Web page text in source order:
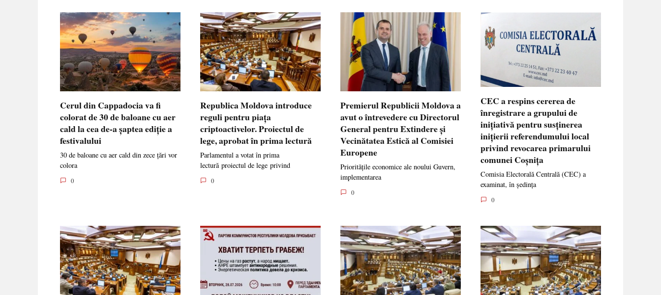
Cerul din Cappadocia va fi
colorat de 30 de baloane cu aer
cald la cea de-a șaptea ediție a
festivalului
30 de baloane cu aer cald din zece țări vor
colora
0
Republica Moldova introduce
reguli pentru piața
criptoactivelor. Proiectul de
lege, aprobat în prima lectură
Parlamentul a votat în prima
lectură proiectul de lege privind
0
Premierul Republicii Moldova a
avut o întrevedere cu Directorul
General pentru Extindere și
Vecinătatea Estică al Comisiei
Europene
Prioritățile economice ale noului Guvern,
implementarea
0
CEC a respins cererea de
înregistrare a grupului de
inițiativă pentru susținerea
inițierii referendumului local
privind revocarea primarului
comunei Coșnița
Comisia Electorală Centrală (CEC) a
examinat, în ședința
0